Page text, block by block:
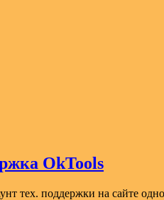
OkTools
тех. поддержки на сайте